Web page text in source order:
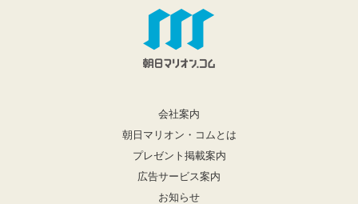
会社案内
朝日マリオン・コムとは
プレゼント掲載案内
広告サービス案内
お知らせ